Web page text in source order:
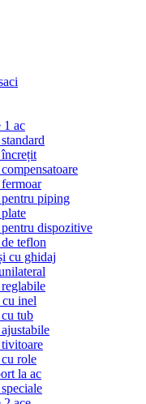
1 ac
piping
dispozitive
teflon
cu ghidaj
inel
tub
role
la ac